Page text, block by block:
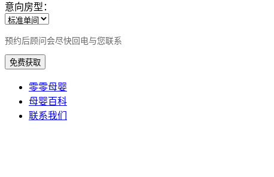
意向房型：
预约后顾问会尽快回电与您联系
免费获取
零零母婴
母婴百科
联系我们